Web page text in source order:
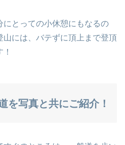
とっての小休憩にもなるの
山には、バテずに頂上まで登頂
を写真と共にご紹介！